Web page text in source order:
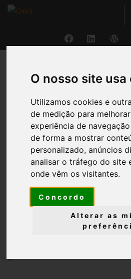
O nosso site
Utilizamos cookies e
de medição para
experiência de
de forma a mostrar
personalizado, anúncios
analisar o tráfego do site
onde vêm os visitantes.
Concordo
Alterar as
VOLTAR
Produtos
O GERIR®permite o
produtos, tanto
serviços,
informação, garantindo o
regrasaplicáveis e
formasegura,integrando
na contabilidadeem